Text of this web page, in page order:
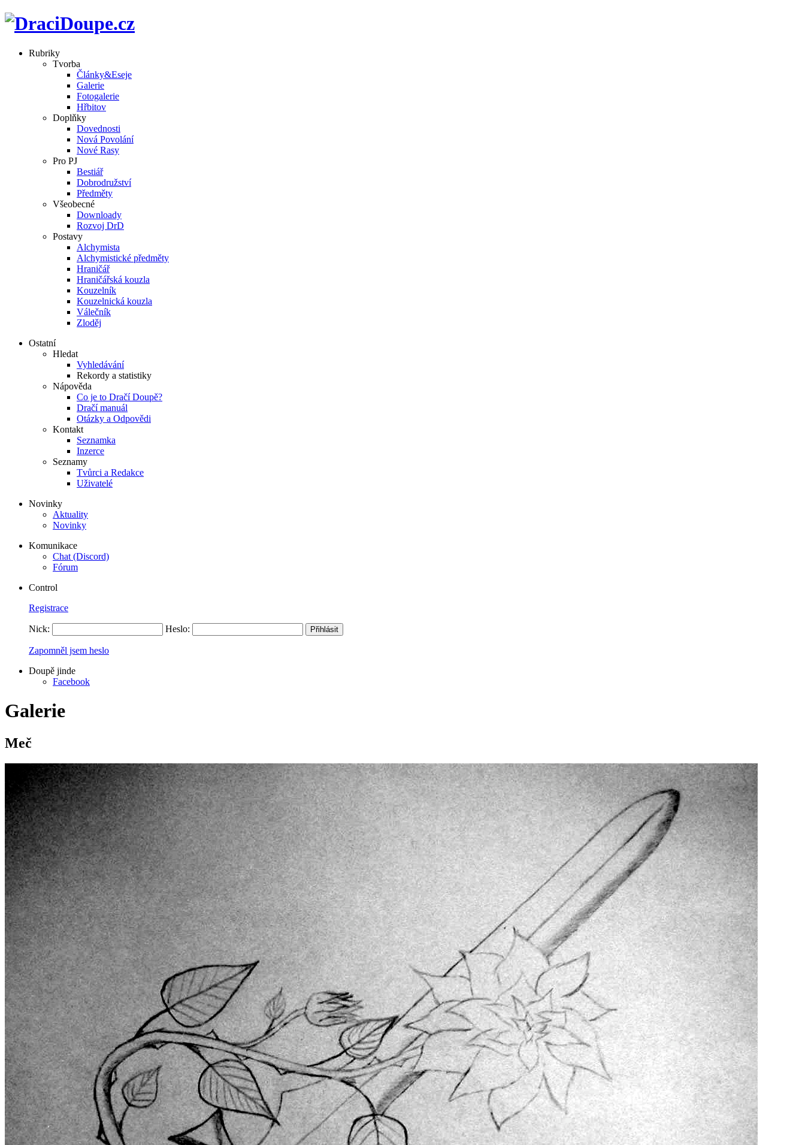
Rubriky
Tvorba
Články&Eseje
Galerie
Fotogalerie
Hřbitov
Doplňky
Dovednosti
Nová Povolání
Nové Rasy
Pro PJ
Bestiář
Dobrodružství
Předměty
Všeobecné
Downloady
Rozvoj DrD
Postavy
Alchymista
Alchymistické předměty
Hraničář
Hraničářská kouzla
Kouzelník
Kouzelnická kouzla
Válečník
Zloděj
Ostatní
Hledat
Vyhledávání
Rekordy a statistiky
Nápověda
Co je to Dračí Doupě?
Dračí manuál
Otázky a Odpovědi
Kontakt
Seznamka
Inzerce
Seznamy
Tvůrci a Redakce
Uživatelé
Novinky
Aktuality
Novinky
Komunikace
Chat (Discord)
Fórum
Control
Registrace
Nick: Heslo:
Zapomněl jsem heslo
Doupě jinde
Facebook
Galerie
Meč